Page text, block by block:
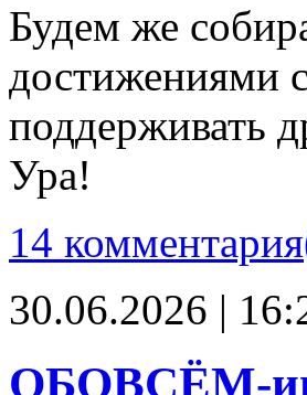
Будем же
достижениями
поддерживать
Ура!
14
30.06.2026 |
ОБОВСЁМ-